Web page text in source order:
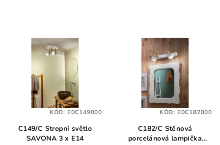
C149/C Stropní světlo
SAVONA 3 x E14
KÓD: E0C149000
C182/C Stěnová
porcelánová lampička
KÓD: E0C182000